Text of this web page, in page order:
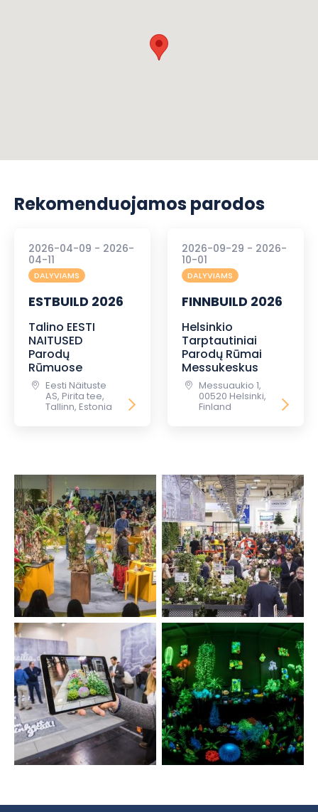
Rekomenduojamos parodos
2026-04-09 - 2026-
04-11
DALYVIAMS
ESTBUILD 2026
Talino EESTI
NAITUSED
Parodų
Rūmuose
Eesti Näituste
AS, Pirita tee,
Tallinn, Estonia
2026-09-29 - 2026-
10-01
DALYVIAMS
FINNBUILD 2026
Helsinkio
Tarptautiniai
Parodų Rūmai
Messukeskus
Messuaukio 1,
00520 Helsinki,
Finland